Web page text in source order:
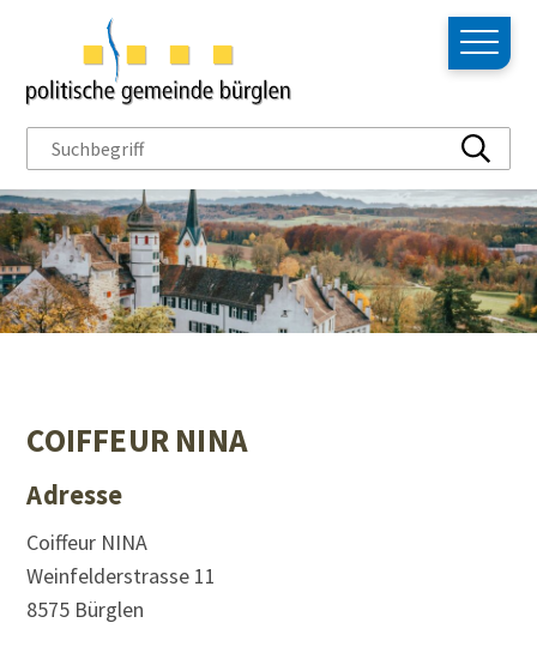
NAVIGIEREN IN BÜRGLEN
Schnellnavigation
Suchbegriff
Suche
COIFFEUR NINA
Adresse
Coiffeur NINA
Weinfelderstrasse 11
8575 Bürglen